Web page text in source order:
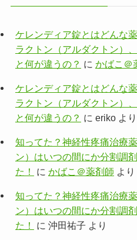
ケレンディア錠とはどんな
ラクトン（アルダクトン）
と何が違うの？ に かばこ＠
ケレンディア錠とはどんな
ラクトン（アルダクトン）
と何が違うの？ に erikoより
知ってた？神経性疼痛治療
ン）はいつの間にか分割調
た！
に かばこ＠薬剤師 より
知ってた？神経性疼痛治療
ン）はいつの間にか分割調
た！
に 沖田祐子 より